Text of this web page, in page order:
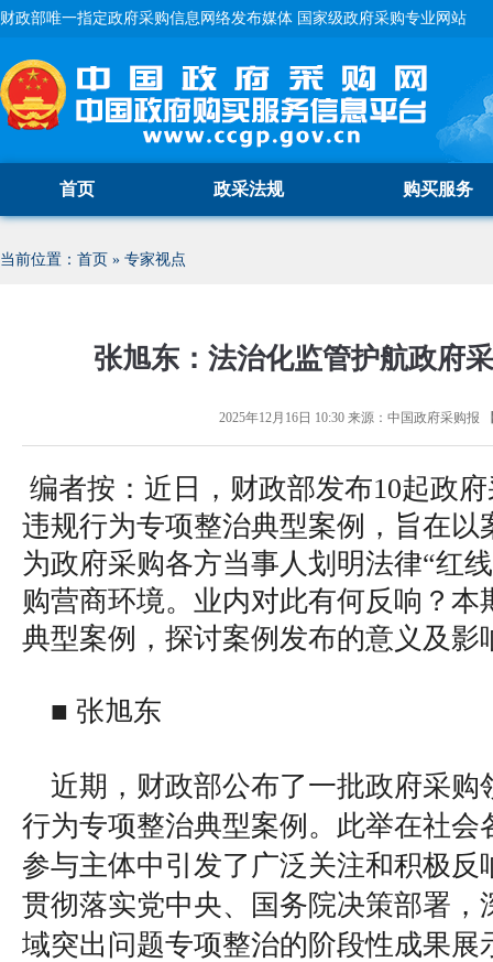
财政部唯一指定政府采购信息网络发布媒体 国家级政府采购专业网站
首页 政采法规 购买服务
当前位置： 首页 » 专家视点
张旭东：法治化监管护航政府
2025年12月16日 10:30来源： 中国政府采购报
编者按：近日，财政部发布10起政
违规行为专项整治典型案例，旨在以
为政府采购各方当事人划明法律“红
购营商环境。业内对此有何反响？本
典型案例，探讨案例发布的意义及影
■ 张旭东
近期，财政部公布了一批政府采购
行为专项整治典型案例。此举在社会
参与主体中引发了广泛关注和积极反
贯彻落实党中央、国务院决策部署，
域突出问题专项整治的阶段性成果展